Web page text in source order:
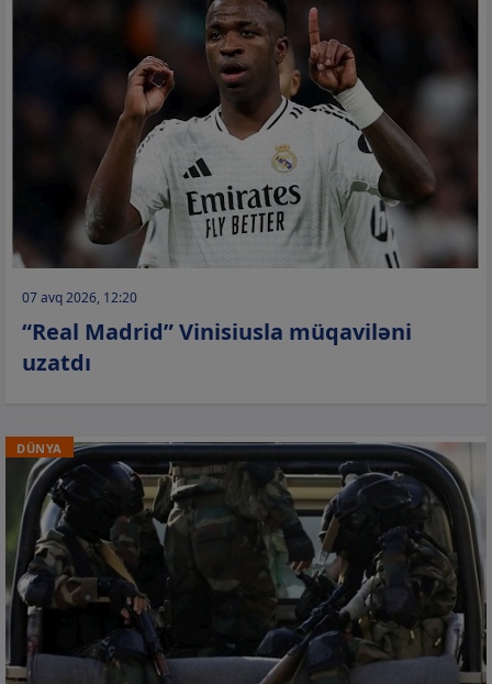
07 avq 2026, 12:20
“Real Madrid” Vinisiusla müqaviləni
uzatdı
DÜNYA